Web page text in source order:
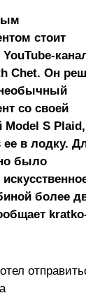
стоит
Chet. Он
со своей
Model S Plaid,
ее в лодку.
было
более